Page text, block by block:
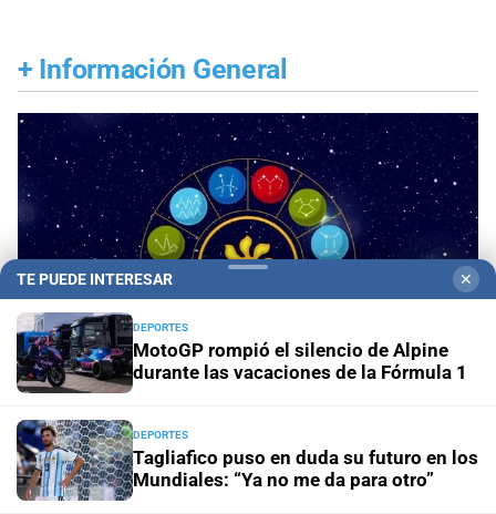
+ Información General
Panorama astrológico Horóscopo de hoy 8 de
agosto de 2026
TE PUEDE INTERESAR ✕
DEPORTES
MotoGP rompió el silencio de Alpine
durante las vacaciones de la Fórmula 1
DEPORTES
Tagliafico puso en duda su futuro en los
Mundiales: “Ya no me da para otro”